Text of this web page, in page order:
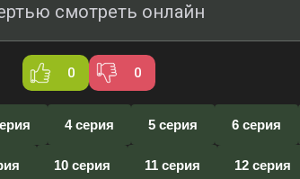
смотреть онлайн
0 0
4 серия 5 серия 6 серия
10 серия 11 серия 12 серия